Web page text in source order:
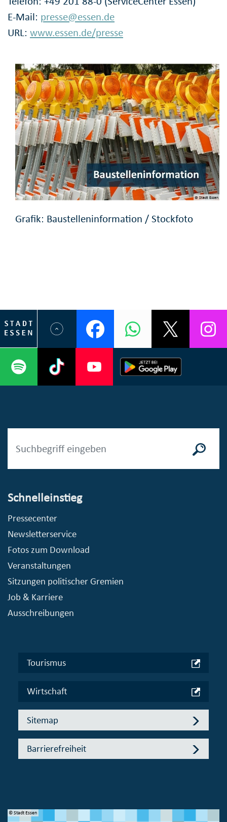
E-Mail: presse@essen.de
URL: www.essen.de/presse
© Stadt Essen
Grafik: Baustelleninformation / Stockfoto
Schnelleinstieg
Pressecenter
Newsletterservice
Fotos zum Download
Veranstaltungen
Sitzungen politischer Gremien
Job & Karriere
Ausschreibungen
Tourismus
Wirtschaft
Sitemap
Barrierefreiheit
© Stadt Essen